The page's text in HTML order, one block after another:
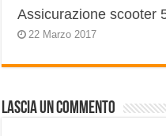
Assicurazione scooter
22 Marzo 2017
Lascia un commento